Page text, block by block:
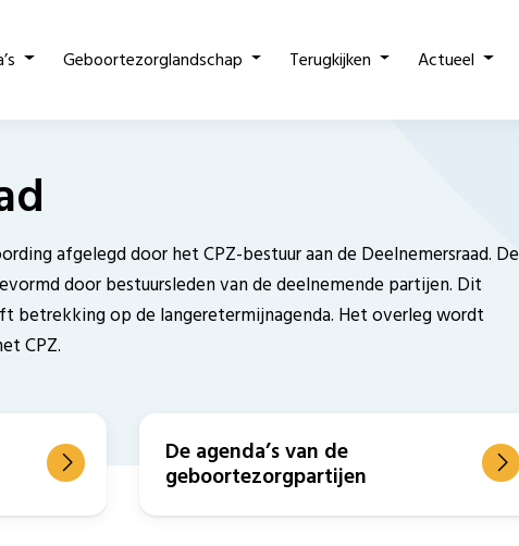
Geboortezorglandschap Terugkijken Actueel
afgelegd door het CPZ-bestuur aan de Deelnemersraad. De
door bestuursleden van de deelnemende partijen. Dit
betrekking op de langeretermijnagenda. Het overleg wordt
CPZ.
De agenda’s van de
geboortezorgpartijen